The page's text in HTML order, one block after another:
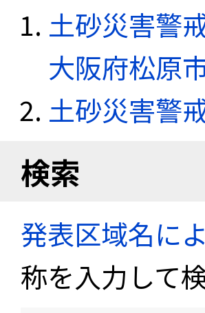
土砂災害警
大阪府松原市
土砂災害警
検索
発表区域名に
称を入力して